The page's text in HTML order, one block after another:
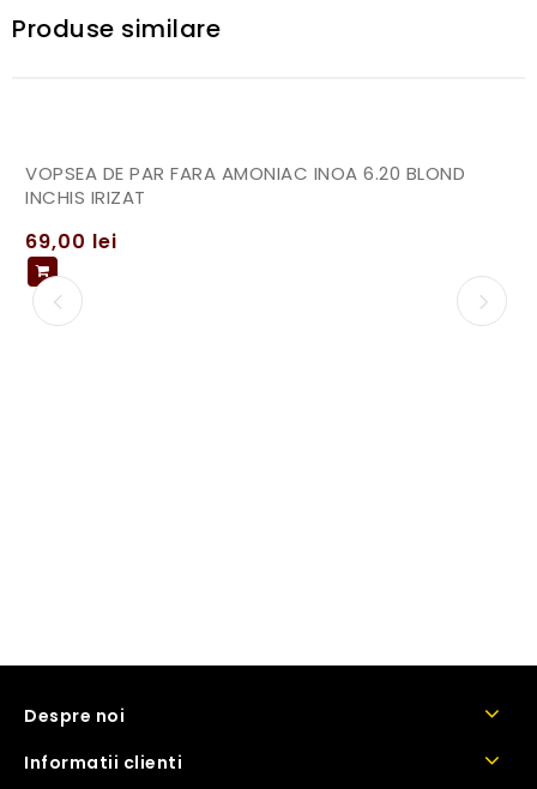
Produse similare
VOPSEA DE PAR FARA AMONIAC INOA 6.20 BLOND
INCHIS IRIZAT
69,00 lei
Despre noi
Informatii clienti